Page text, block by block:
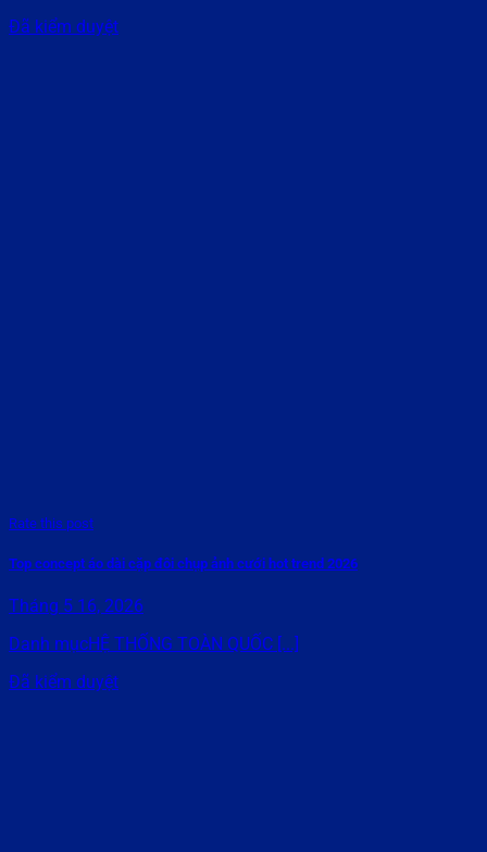
Đã kiểm duyệt
Rate this post
Top concept áo dài cặp đôi chụp ảnh cưới hot trend 2026
Tháng 5 16, 2026
Danh mụcHỆ THỐNG TOÀN QUỐC [...]
Đã kiểm duyệt